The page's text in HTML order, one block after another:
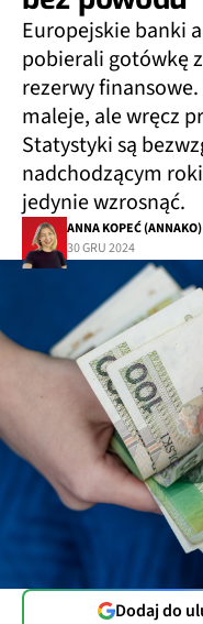
Europejskie banki
pobierali gotówkę
rezerwy
maleje, ale wręcz
Statystyki są
nadchodzącym
jedynie wzrosnąć.
ANNA KOPEĆ (ANNAKO)
30 GRU 2024
Dodaj do